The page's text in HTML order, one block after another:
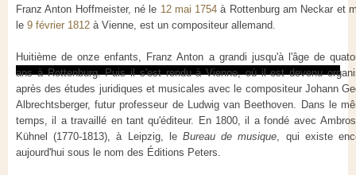
Franz Anton Hoffmeister, né le 12 mai 1754 à Rottenburg am Neckar et
le 9 février 1812 à Vienne, est un compositeur allemand.
Huitième de onze enfants, Franz Anton a grandi jusqu'à l'âge de
ans à Rottenburg. Puis il s'est rendu à Vienne, où il est devenu
après des études juridiques et musicales avec le compositeur Johann
Albrechtsberger, futur professeur de Ludwig van Beethoven. Dans le
temps, il a travaillé en tant qu'éditeur. En 1800, il a fondé avec
Kühnel (1770-1813), à Leipzig, le Bureau de musique, qui existe
aujourd'hui sous le nom des Éditions Peters.